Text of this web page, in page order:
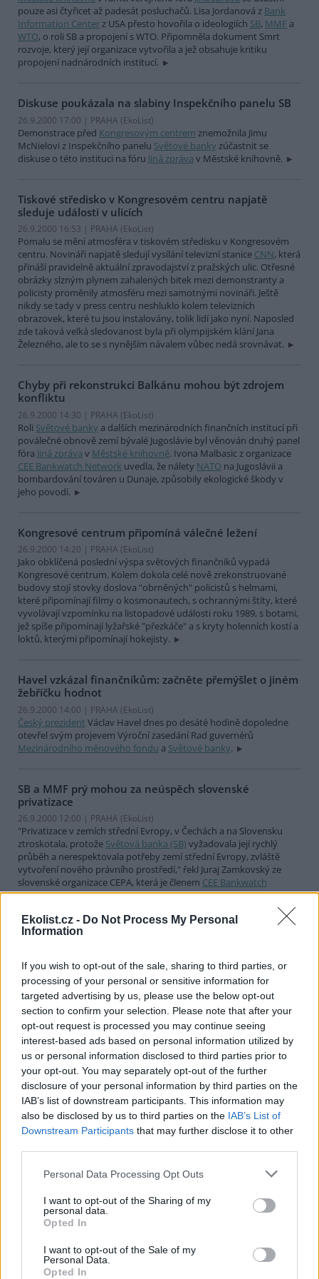
Ekolist.cz - Do Not Process My Personal
Information
If you wish to opt-out of the sale, sharing to third parties, or
processing of your personal or sensitive information for
targeted advertising by us, please use the below opt-out
section to confirm your selection. Please note that after your
opt-out request is processed you may continue seeing
interest-based ads based on personal information utilized by
us or personal information disclosed to third parties prior to
your opt-out. You may separately opt-out of the further
disclosure of your personal information by third parties on the
IAB’s list of downstream participants. This information may
also be disclosed by us to third parties on the IAB’s List of
Downstream Participants that may further disclose it to other
Personal Data Processing Opt Outs
I want to opt-out of the Sharing of my
personal data.
Opted In
I want to opt-out of the Sale of my
Personal Data.
Opted In
pouze asi čtyřicet až padesát posluchačů. Lisa Jordanová z Bank
Information Centerz USA přesto hovořila o ideologiích SB, MMF a
WTO, o roli SB a propojení s WTO. Připomněla dokument Smrt
rozvoje, který její organizace vytvořila a jež obsahuje kritiku
propojení nadnárodních institucí.
Diskuse poukázala na slabiny Inspekčního panelu SB
26.9.2000 17:00 | PRAHA (EkoList)
Demonstrace před Kongresovým centrem znemožnila Jimu
McNielovi z Inspekčního panelu Světové banky zúčastnit se
diskuse o této instituci na fóru Jiná zpráva v Městské knihovně.
Tiskové středisko v Kongresovém centru napjatě
sleduje události v ulicích
26.9.2000 16:53 | PRAHA (EkoList)
Pomalu se mění atmosféra v tiskovém středisku v Kongresovém
centru. Novináři napjatě sledují vysílání televizní stanice CNN, která
přináší pravidelně aktuální zpravodajství z pražských ulic. Otřesné
obrázky slzným plynem zahalených bitek mezi demonstranty a
policisty proměnily atmosféru mezi samotnými novináři. Ještě
nikdy se tady v press centru neshluklo kolem televizních
obrazovek, které tu jsou instalovány, tolik lidí jako nyní. Naposled
zde taková velká sledovanost byla při olympijském klání Jana
Železného, ale to se s nynějším návalem vůbec nedá srovnávat.
Chyby při rekonstrukci Balkánu mohou být zdrojem
konfliktu
26.9.2000 14:30 | PRAHA (EkoList)
Roli Světové banky a dalších mezinárodních finančních institucí při
poválečné obnově zemí bývalé Jugoslávie byl věnován druhý panel
fóra Jiná zpráva v Městské knihovně. Ivona Malbasic z organizace
CEE Bankwatch Network uvedla, že nálety NATO na Jugoslávii a
bombardování továren u Dunaje, způsobily ekologické škody v
jeho povodí.
Kongresové centrum připomíná válečné ležení
26.9.2000 14:20 | PRAHA (EkoList)
Jako obklíčená poslední výspa světových finančníků vypadá
Kongresové centrum. Kolem dokola celé nově zrekonstruované
budovy stojí stovky doslova "obrněných" policistů s helmami,
které připomínají filmy o kosmonautech, s ochrannými štíty, které
vyvolávají vzpomínku na listopadové události roku 1989, s botami,
jež spíše připomínají lyžařské "přezkáče" a s kryty holenních kostí a
loktů, kterými připomínají hokejisty.
Havel vzkázal finančníkům: začněte přemýšlet o jiném
žebříčku hodnot
26.9.2000 14:00 | PRAHA (EkoList)
Český prezident Václav Havel dnes po desáté hodině dopoledne
otevřel svým projevem Výroční zasedání Rad guvernérů
Mezinárodního měnového fondu a Světové banky.
SB a MMF prý mohou za neúspěch slovenské
privatizace
26.9.2000 12:00 | PRAHA (EkoList)
"Privatizace v zemích střední Evropy, v Čechách a na Slovensku
ztroskotala, protože Světová banka (SB) vyžadovala její rychlý
průběh a nerespektovala potřeby zemí střední Evropy, zvláště
vytvoření nového právního prostředí," řekl Juraj Zamkovský ze
slovenské organizace CEPA, která je členem CEE Bankwatch
Network, v dnešní dopolední diskusi vMěstské knihovně. V
26.9.2000 11:05 | PRAHA (EkoList)
Koncert osamoceného polského trumpetisty Martina Krämera,
hrajícího v těsné blízkosti Kongresového centraInternacionálu je
zatím jediným viditelným protestem proti dnes zahájenému
zasedání Mezinárodního měnového fondu (MMF) aSvětové banky
(SB). Podle reportérů EkoListu, kteří jsou právě na náměstí Míru, se
ovšem průvod zhruba 5 000 demonstrantů právě vydal na pochod
ke Kongresovému centru.
Náměstí Míru je už zcela plné, dorazila YA BASTA!
26.9.2000 10:36 | PRAHA (EkoList)
Na náměstí Míru jsou nyní už čtyři tisíce demonstrantů. Zhruba
před pěti minutami dorazila skupina asi pěti až šesti set Italů z
organizaceYA BASTA!v bílých kombinézách a italských levicových
demonstrujícími je také asi třicetičlenná skupinka postarších
transparent s heslem "Nezaměstnanost je nejhorší formou
rasismu".
Globální den akcí začal, na náměstí Míru už tisíc
demonstrantů